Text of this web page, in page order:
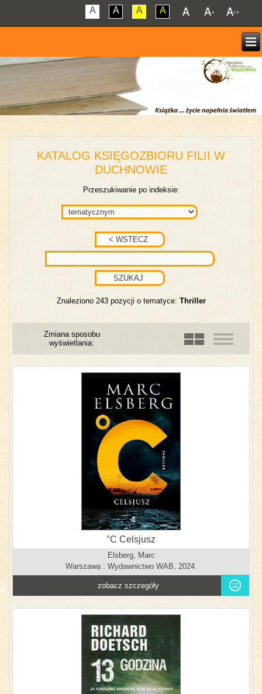
A A A A
KATALOG KSIĘGOZBIORU FILII W
DUCHNOWIE
Przeszukiwanie po indeksie:
Znaleziono 243 pozycji o tematyce: Thriller
Zmiana sposobu
wyświetlania:
°C Celsjusz
Elsberg, Marc
Warszawa : Wydawnictwo WAB, 2024.
zobacz szczegóły